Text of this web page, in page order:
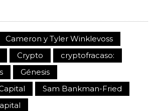
Cameron y Tyler Winklevoss
Crypto
cryptofracaso:
Génesis
Sam Bankman-Fried